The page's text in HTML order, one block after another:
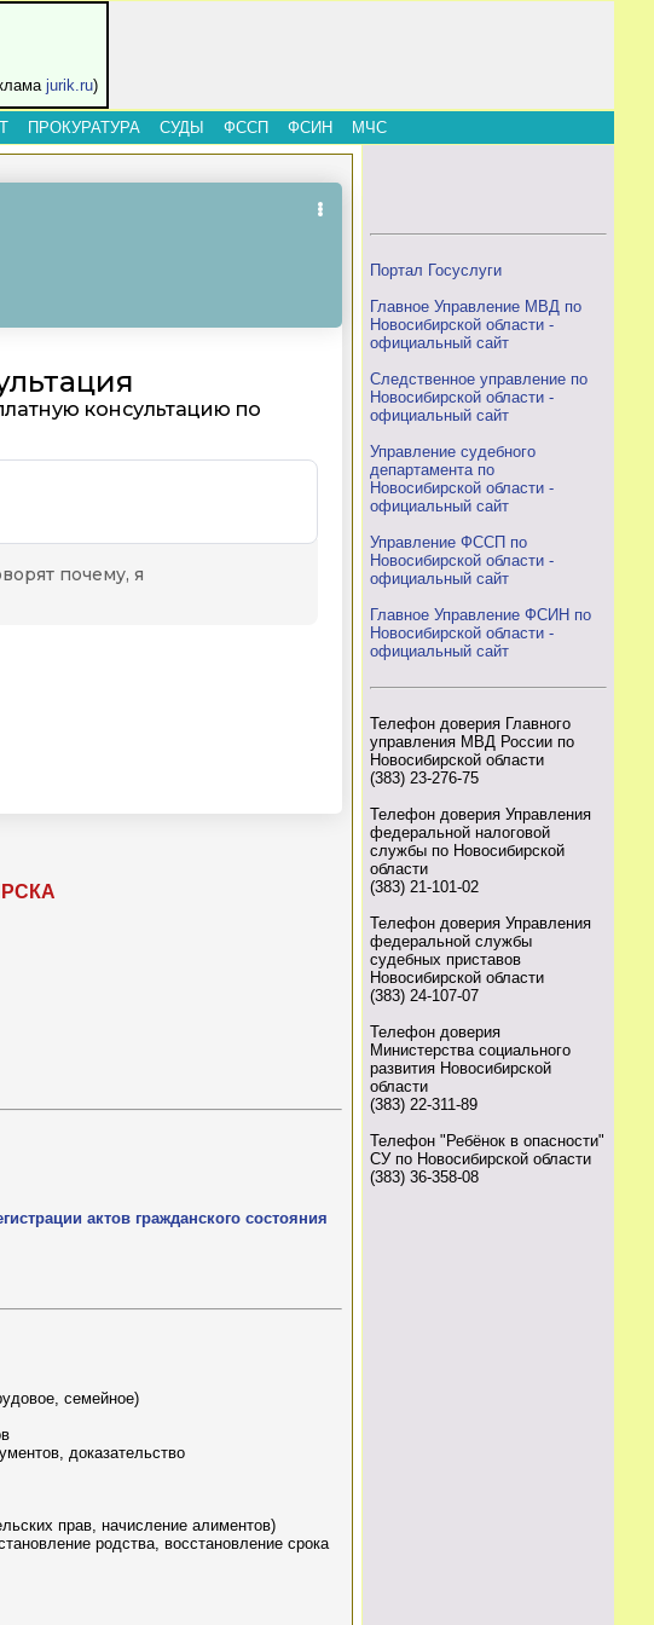
jurik.ru)
ПРОКУРАТУРА СУДЫ ФССП ФСИН МЧС
актов гражданского состояния
семейное)
доказательство
прав, начисление алиментов)
родства, восстановление срока
Портал Госуслуги
Главное Управление МВД по
Новосибирской области -
официальный сайт
Следственное управление по
Новосибирской области -
официальный сайт
Управление судебного
департамента по
Новосибирской области -
официальный сайт
Управление ФССП по
Новосибирской области -
официальный сайт
Главное Управление ФСИН по
Новосибирской области -
официальный сайт
Телефон доверия Главного
управления МВД России по
Новосибирской области
(383) 23-276-75
Телефон доверия Управления
федеральной налоговой
службы по Новосибирской
области
(383) 21-101-02
Телефон доверия Управления
федеральной службы
судебных приставов
Новосибирской области
(383) 24-107-07
Телефон доверия
Министерства социального
развития Новосибирской
области
(383) 22-311-89
Телефон "Ребёнок в опасности"
СУ по Новосибирской области
(383) 36-358-08